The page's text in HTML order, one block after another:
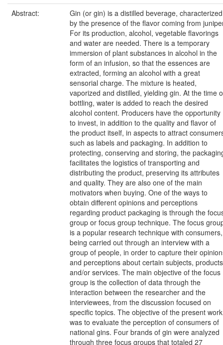
Abstract:
Gin (or gin) is a distilled beverage, characterized
by the presence of the flavor coming from
For its production, alcohol, vegetable flavorings
and water are needed. There is a temporary
immersion of plant substances in alcohol in the
form of an infusion, so that the essences are
extracted, forming an alcohol with a great
sensorial charge. The mixture is heated,
vaporized and distilled, yielding gin. At the time
bottling, water is added to reach the desired
alcohol content. Producers have the opportunity
to invest, in addition to the quality and flavor of
the product itself, in aspects to attract
such as labels and packaging. In addition to
protecting, conserving and storing, the
facilitates the logistics of transporting and
distributing the product, preserving its attributes
and quality. They are also one of the main
motivators when buying. One of the ways to
obtain different opinions and perceptions
regarding product packaging is through the
group or focus group technique. The focus
is a popular research technique with consumers,
being carried out through an interview with a
group of people, in order to capture their
and perceptions about certain subjects, products
and/or services. The main objective of the focus
group is the collection of data through the
interaction between the researcher and the
interviewees, from the discussion focused on
specific topics. The objective of the present work
was to evaluate the perception of consumers of
national gins. Four brands of gin were analyzed
through three focus groups that totaled 27